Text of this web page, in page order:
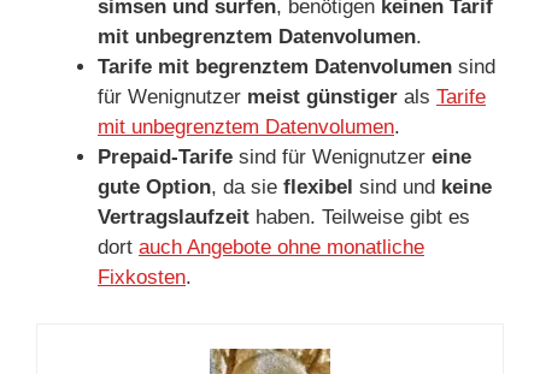
simsen und surfen, benötigen keinen Tarif
mit unbegrenztem Datenvolumen.
Tarife mit begrenztem Datenvolumen sind
für Wenignutzer meist günstiger als Tarife
mit unbegrenztem Datenvolumen.
Prepaid-Tarife sind für Wenignutzer eine
gute Option, da sie flexibel sind und keine
Vertragslaufzeit haben. Teilweise gibt es
dort auch Angebote ohne monatliche
Fixkosten.